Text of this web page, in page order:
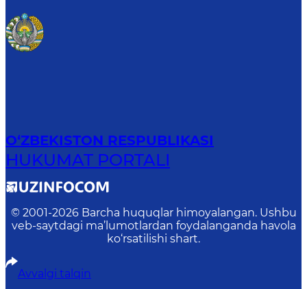
O‘ZBEKISTON RESPUBLIKASI
HUKUMAT PORTALI
© 2001-2026 Barcha huquqlar himoyalangan. Ushbu
veb-saytdagi ma’lumotlardan foydalanganda havola
ko‘rsatilishi shart.
Avvalgi talqin